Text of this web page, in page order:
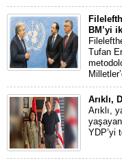
BM’yi
Tufan
Arıklı,
Arıklı,
YDP’yi